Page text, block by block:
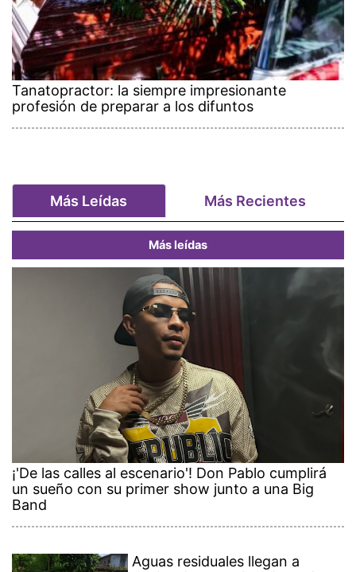
Tanatopractor: la siempre impresionante
profesión de preparar a los difuntos
Más Leídas Más Recientes
Más leídas
¡'De las calles al escenario'! Don Pablo cumplirá
un sueño con su primer show junto a una Big
Band
Aguas residuales llegan a